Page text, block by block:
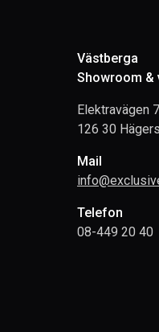
Västberga
Showroom &
Elektravägen
126 30
Mail
Telefon
08-449 20 40